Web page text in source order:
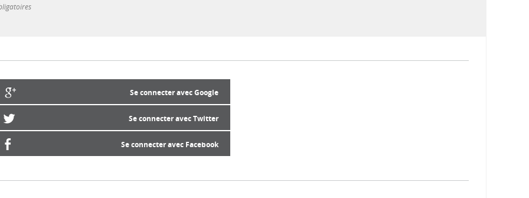
Se connecter avec Google
Se connecter avec Twitter
Se connecter avec Facebook